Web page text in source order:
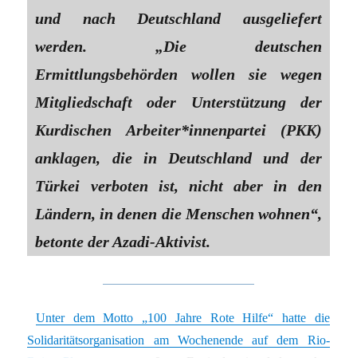
und nach Deutschland ausgeliefert
werden. „Die deutschen
Ermittlungsbehörden wollen sie wegen
Mitgliedschaft oder Unterstützung der
Kurdischen Ar­bei­te­r*in­nen­par­tei (PKK)
anklagen, die in Deutschland und der
Türkei verboten ist, nicht aber in den
Ländern, in denen die Menschen wohnen“,
betonte der Azadi-Aktivist.
Unter dem Motto „100 Jahre Rote Hilfe“ hatte die
Solidaritätsorganisation am Wochenende auf dem Rio-